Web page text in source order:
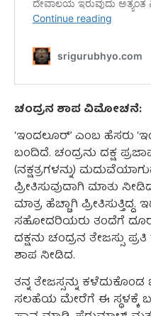
ಚಂದ್ರನ ಶಾಪ ವಿಮೋಚನೆ:
‘ಇಂದಲೂರ್’ ಎಂಬ ಹೆಸರು
ಬಂದಿದೆ. ಚಂದ್ರನು ದಕ್ಷ
(ನಕ್ಷತ್ರಗಳನ್ನು)
ಪ್ರೀತಿಸುವುದಾಗಿ ಮಾತು
ಮಾತ್ರ ಹೆಚ್ಚಾಗಿ
ಸಹೋದರಿಯರು ತಂದೆಗೆ
ದಕ್ಷನು ಚಂದ್ರನ ತೇಜಸ್ಸು
ಶಾಪ ನೀಡಿದ.
ತನ್ನ ತೇಜಸ್ಸನ್ನು
ಸಲಹೆಯ ಮೇರೆಗೆ ಈ ಸ್ಥಳಕ್ಕೆ